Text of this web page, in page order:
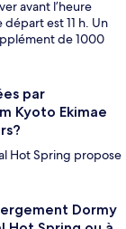
avant l’heure
est 11 h. Un
de 1000
par
Kyoto Ekimae
Hot Spring propose
Dormy